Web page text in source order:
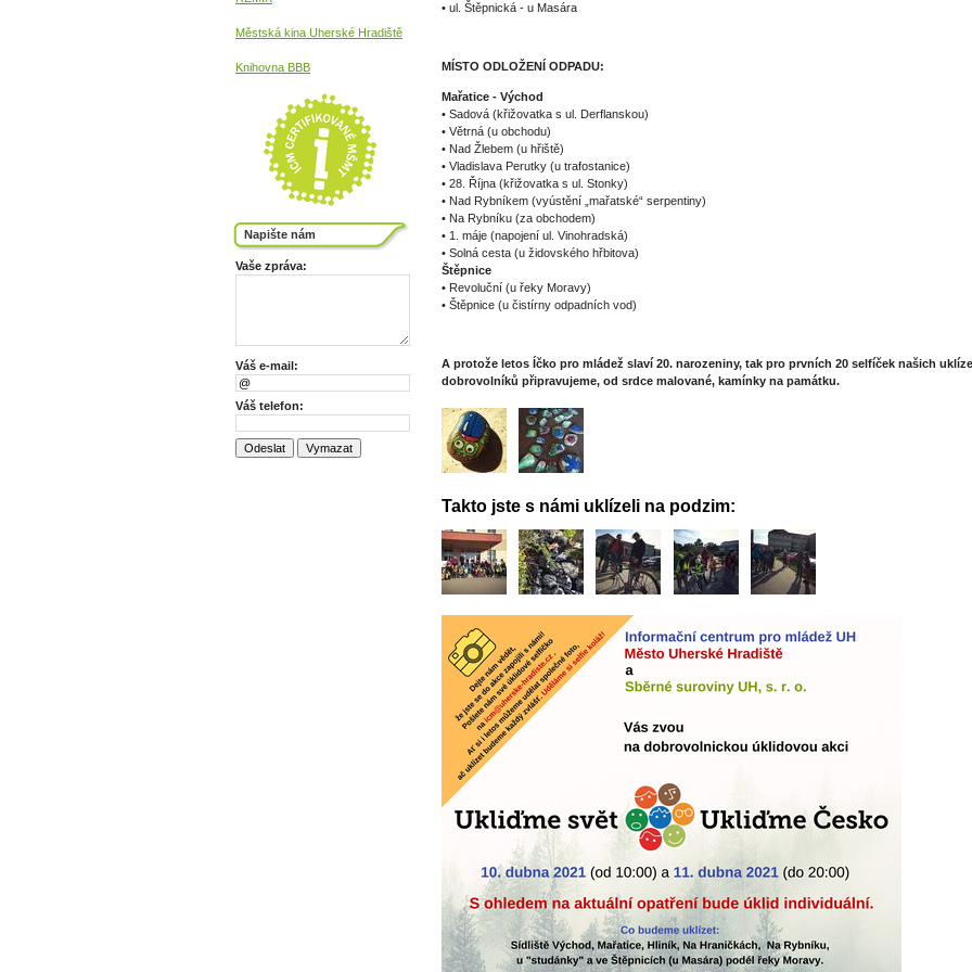
Městská kina Uherské Hradiště
Knihovna BBB
Napište nám
Vaše zpráva:
Váš e-mail:
Váš telefon:
• ul. Štěpnická - u Masára
MÍSTO ODLOŽENÍ ODPADU:
Mařatice - Východ
• Sadová (křižovatka s ul. Derflanskou)
• Větrná (u obchodu)
• Nad Žlebem (u hřiště)
• Vladislava Perutky (u trafostanice)
• 28. Října (křižovatka s ul. Stonky)
• Nad Rybníkem (vyústění „mařatské“ serpentiny)
• Na Rybníku (za obchodem)
• 1. máje (napojení ul. Vinohradská)
• Solná cesta (u židovského hřbitova)
Štěpnice
• Revoluční (u řeky Moravy)
• Štěpnice (u čistírny odpadních vod)
A protože letos Íčko pro mládež slaví 20. narozeniny, tak pro prvních 20 selfíček našich
dobrovolníků připravujeme, od srdce malované, kamínky na památku.
Takto jste s námi uklízeli na podzim: